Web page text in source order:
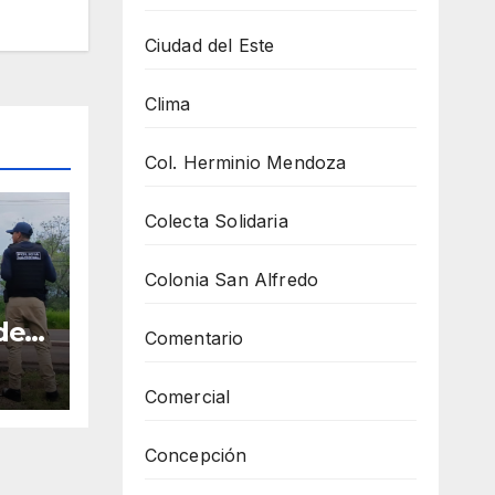
Ciudad del Este
Clima
Col. Herminio Mendoza
Colecta Solidaria
Colonia San Alfredo
Comentario
Comercial
Concepción